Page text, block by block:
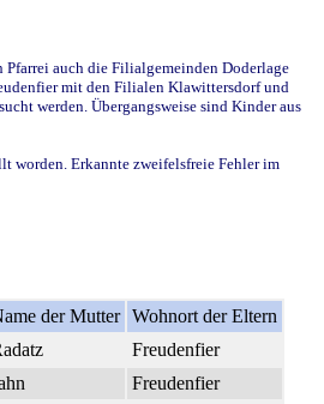
auch die Filialgemeinden Doderlage
mit den Filialen Klawittersdorf und
werden. Übergangsweise sind Kinder aus
worden. Erkannte zweifelsfreie Fehler im
der Mutter Wohnort der Eltern
Freudenfier
Freudenfier